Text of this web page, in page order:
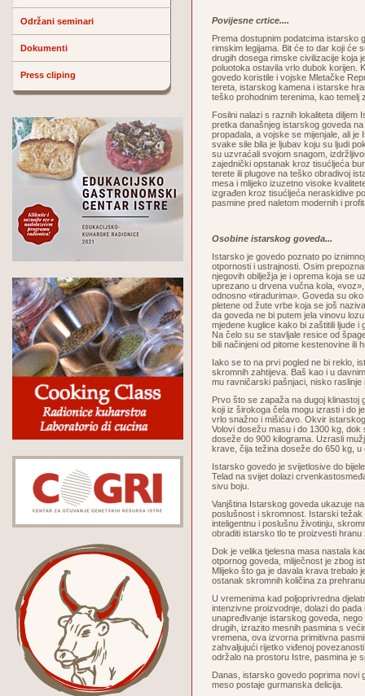
Održani seminari
Dokumenti
Press cliping
Povijesne crtice....
Prema dostupnim podatcima istarsko
rimskim legijama. Bit će to dar koji će
drugih dosega rimske civilizacije koja
poluotoka ostavila vrlo dubok korijen.
govedo koristile i vojske Mletačke
tereta, istarskog kamena i istarske
teško prohodnim terenima, kao temelj
Fosilni nalazi s raznih lokaliteta diljem
pretka današnjeg istarskog goveda
propadala, a vojske se mijenjale, ali
svake sile bila je ljubav koju su ljudi
su uzvraćali svojom snagom,
zajednički opstanak kroz tisućljeća
terete ili plugove na teško obradivoj
mesa i mlijeko izuzetno visoke
izgrađen kroz tisućljeća neraskidive
pasmine pred naletom modernih i
Osobine istarskog goveda...
Istarsko je govedo poznato po
otpornosti i ustrajnosti. Osim
njegovih obilježja je i oprema koja se
uprezano u drvena vučna kola,
odnosno «tiradurima». Goveda su
pletene od žute vrbe koja se još
da goveda ne bi putem jela vinovu
mjedene kuglice kako bi zaštitili ljude i
Na čelo su se stavljale resice od
bili načinjeni od pitome kestenovine ili
Iako se to na prvi pogled ne bi reklo,
skromnih zahtijeva. Baš kao i u
mu ravničarski pašnjaci, nisko raslinje
Prvo što se zapaža na dugoj klinastoj
koji iz širokoga čela mogu izrasti i do
vrlo snažno i mišićavo. Okvir
Volovi dosežu masu i do 1300 kg,
doseže do 900 kilograma. Uzrasli
krave, čija težina doseže do 650 kg,
Istarsko govedo je svijetlosive do
Telad na svijet dolazi
sivu boju.
Vanjština Istarskog goveda ukazuje
poslušnost i skromnost. Istarski težak
inteligentnu i poslušnu životinju,
obraditi istarsko tlo te proizvesti hranu
Dok je velika tjelesna masa nastala
otpornog goveda, mliječnost je zbog
Mlijeko što ga je davala krava trebalo
ostanak skromnih količina za
U vremenima kad poljoprivredna
intenzivne proizvodnje, dolazi do
unapređivanje istarskog goveda,
drugih, izrazito mesnih pasmina s
vremena, ova izvorna primitivna
zahvaljujući rijetko viđenoj
održalo na prostoru Istre, pasmina je
Danas, istarsko govedo poprima novi
meso postaje gurmanska delicija.